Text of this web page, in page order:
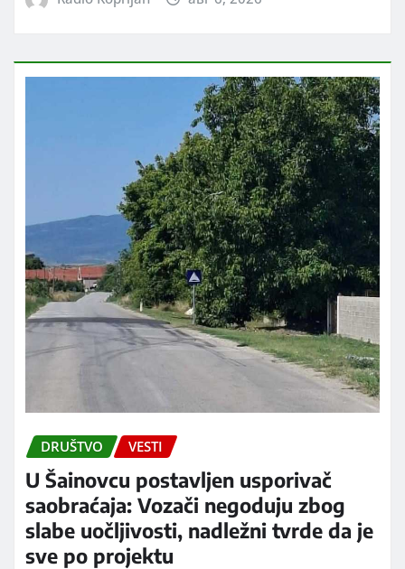
DRUŠTVO VESTI
U Šainovcu postavljen usporivač
saobraćaja: Vozači negoduju zbog
slabe uočljivosti, nadležni tvrde da je
sve po projektu